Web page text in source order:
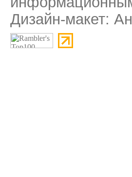
Дизайн-макет: